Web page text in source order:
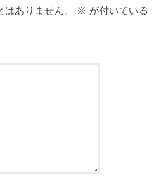
ありません。 ※ が付いている